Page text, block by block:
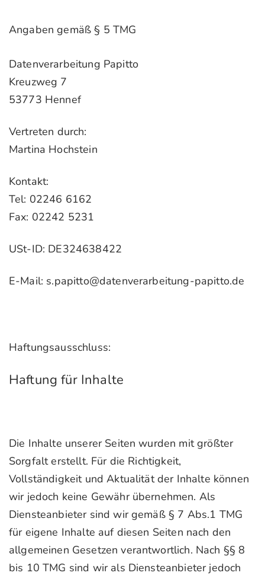
Angaben gemäß § 5 TMG
Datenverarbeitung Papitto
Kreuzweg 7
53773 Hennef
Vertreten durch:
Martina Hochstein
Kontakt:
Tel: 02246 6162
Fax: 02242 5231
USt-ID: DE324638422
E-Mail: s.papitto@datenverarbeitung-papitto.de
Haftungsausschluss:
Haftung für Inhalte
Die Inhalte unserer Seiten wurden mit größter
Sorgfalt erstellt. Für die Richtigkeit,
Vollständigkeit und Aktualität der Inhalte können
wir jedoch keine Gewähr übernehmen. Als
Diensteanbieter sind wir gemäß § 7 Abs.1 TMG
für eigene Inhalte auf diesen Seiten nach den
allgemeinen Gesetzen verantwortlich. Nach §§ 8
bis 10 TMG sind wir als Diensteanbieter jedoch